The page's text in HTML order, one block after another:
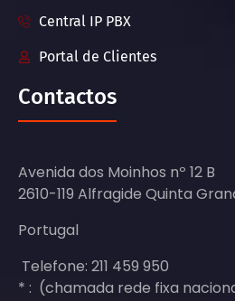
Central IP PBX
Portal de Clientes
Contactos
Avenida dos Moinhos nº 12 B
2610-119 Alfragide Quinta
Portugal
Telefone: 211 459 950
* : (chamada rede fixa